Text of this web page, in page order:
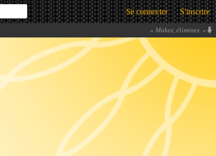
Se connecter S'inscrire
« Makez, éliminez. »